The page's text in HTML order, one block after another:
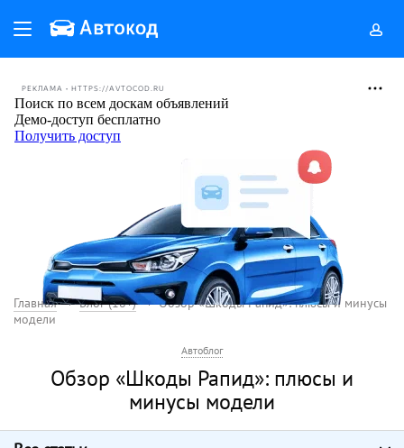
РЕКЛАМА • HTTPS://AVTOCOD.RU
Главная Блог (18+)
Обзор «Шкоды Рапид»: плюсы и минусы
модели
Автоблог
Обзор «Шкоды Рапид»: плюсы и
минусы модели